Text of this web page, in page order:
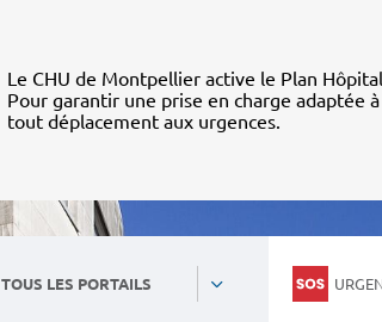
Le CHU de Montpellier active le Plan
Pour garantir une prise en charge adaptée
tout déplacement aux urgences.
TOUS LES PORTAILS